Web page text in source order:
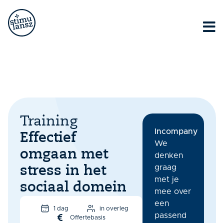
Ut elit tellus, luctus nec ullamcorper mattis, pulvinar
dapibus leo.
Training
Effectief
omgaan met
stress in het
sociaal domein
1 dag
in overleg
Offertebasis
Incompany
We
denken
graag
met je
mee over
een
passend